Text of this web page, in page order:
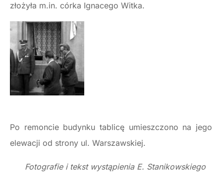
złożyła m.in. córka Ignacego Witka.
Po remoncie budynku tablicę umieszczono na jego
elewacji od strony ul. Warszawskiej.
Fotografie i tekst wystąpienia E. Stanikowskiego